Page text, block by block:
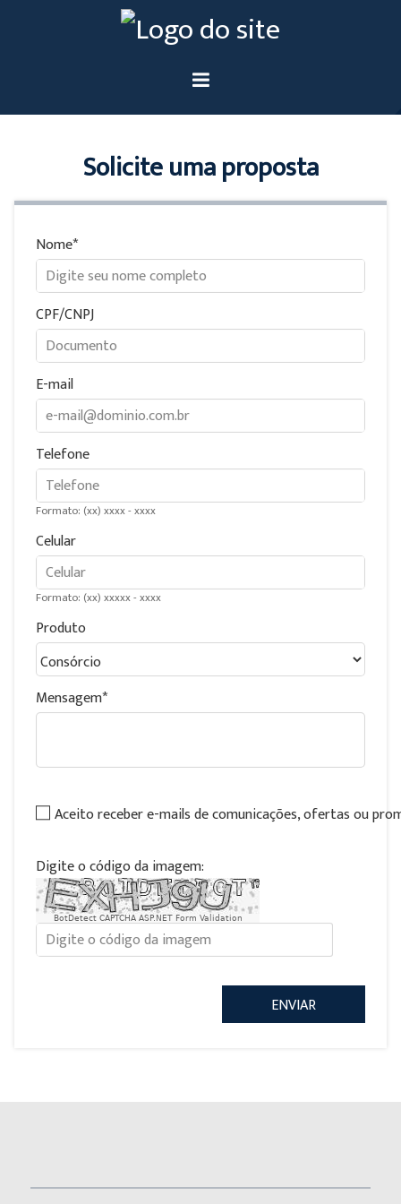
Solicite uma proposta
Nome
CPF/CNPJ
E-mail
Telefone
Formato: (xx) xxxx - xxxx
Celular
Formato: (xx) xxxxx - xxxx
Produto
Mensagem
Aceito receber e-mails de comunicações, ofertas ou
Digite o código da imagem:
BotDetect CAPTCHA ASP.NET Form Validation
ENVIAR